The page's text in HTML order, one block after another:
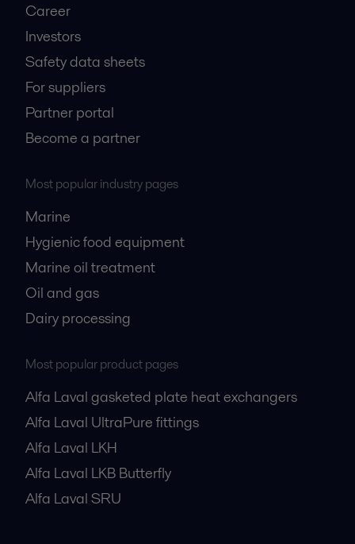
Career
Investors
Safety data sheets
For suppliers
Partner portal
Become a partner
Most popular industry pages
Marine
Hygienic food equipment
Marine oil treatment
Oil and gas
Dairy processing
Most popular product pages
Alfa Laval gasketed plate heat exchangers
Alfa Laval UltraPure fittings
Alfa Laval LKH
Alfa Laval LKB Butterfly
Alfa Laval SRU